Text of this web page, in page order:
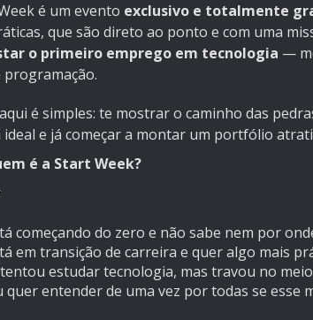
é um evento exclusivo e totalmente
que são direto ao ponto e com uma
o primeiro emprego em tecnologia —
programação.
é simples: te mostrar o caminho das
e já começar a montar um portfólio
é a Start Week?
começando do zero e não sabe nem por
em transição de carreira e quer algo mais
tentou estudar tecnologia, mas travou no
quer entender de uma vez por todas se esse